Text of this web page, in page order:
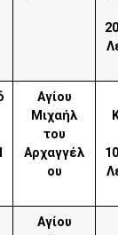
Αγίου
Μιχαήλ
του
Αρχαγγέλ
ου
Αγίου